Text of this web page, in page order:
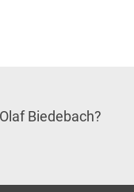
Biedebach?